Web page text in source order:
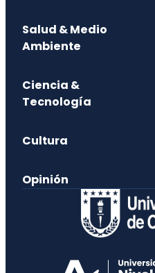
Salud & Medio
Ambiente
Ciencia &
Tecnología
Cultura
Opinión